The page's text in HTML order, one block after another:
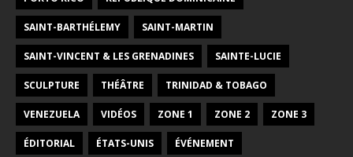
SAINT-BARTHÉLEMY SAINT-MARTIN
SAINT-VINCENT & LES GRENADINES SAINTE-LUCIE
SCULPTURE THÉÂTRE TRINIDAD & TOBAGO
VENEZUELA VIDÉOS ZONE 1 ZONE 2 ZONE 3
ÉDITORIAL ÉTATS-UNIS ÉVÉNEMENT